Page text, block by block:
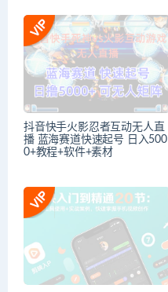
抖音快手火影忍者互动无人直
播 蓝海赛道快速起号 日入500
0+教程+软件+素材